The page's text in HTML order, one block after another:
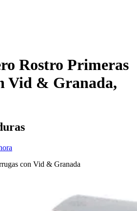
Rostro Primeras
Vid & Granada,
con Vid & Granada